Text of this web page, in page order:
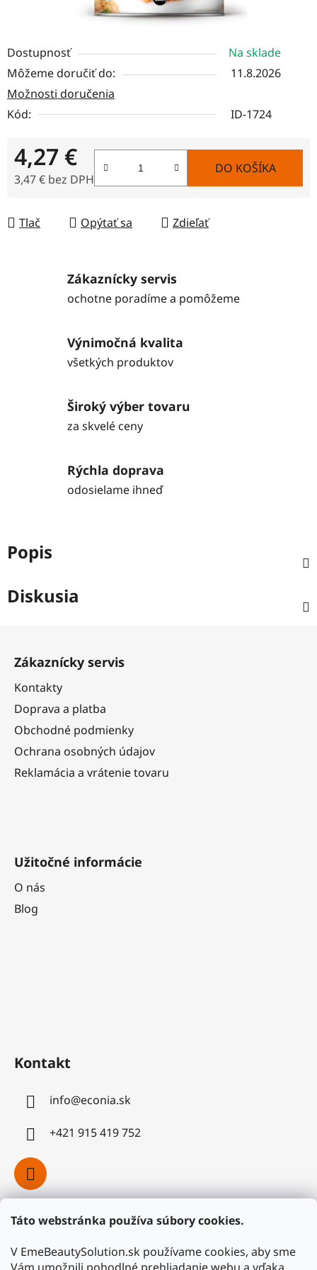
Táto webstránka používa súbory cookies.
V EmeBeautySolution.sk používame cookies, aby sme
Dostupnosť
Na sklade
Môžeme doručiť do:
11.8.2026
Možnosti doručenia
Kód:
ID-1724
4,27 €
3,47 € bez DPH
DO KOŠÍKA
Tlač Opýtať sa Zdieľať
Zákaznícky servis
ochotne poradíme a pomôžeme
Výnimočná kvalita
všetkých produktov
Široký výber tovaru
za skvelé ceny
Rýchla doprava
odosielame ihneď
Popis
Diskusia
Zákaznícky servis
Kontakty
Doprava a platba
Obchodné podmienky
Ochrana osobných údajov
Reklamácia a vrátenie tovaru
Užitočné informácie
O nás
Blog
Kontakt
info@econia.sk
+421 915 419 752
Facebook